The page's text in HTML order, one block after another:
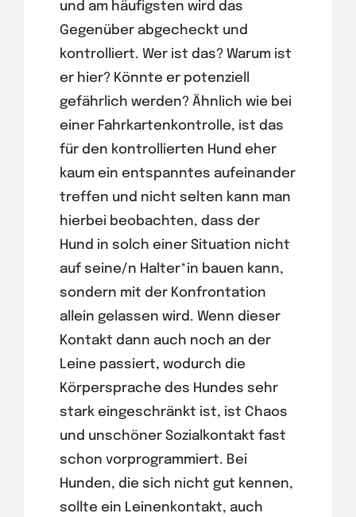
und am häufigsten wird das
Gegenüber abgecheckt und
kontrolliert. Wer ist das? Warum ist
er hier? Könnte er potenziell
gefährlich werden? Ähnlich wie bei
einer Fahrkartenkontrolle, ist das
für den kontrollierten Hund eher
kaum ein entspanntes aufeinander
treffen und nicht selten kann man
hierbei beobachten, dass der
Hund in solch einer Situation nicht
auf seine/n Halter*in bauen kann,
sondern mit der Konfrontation
allein gelassen wird. Wenn dieser
Kontakt dann auch noch an der
Leine passiert, wodurch die
Körpersprache des Hundes sehr
stark eingeschränkt ist, ist Chaos
und unschöner Sozialkontakt fast
schon vorprogrammiert. Bei
Hunden, die sich nicht gut kennen,
sollte ein Leinenkontakt, auch